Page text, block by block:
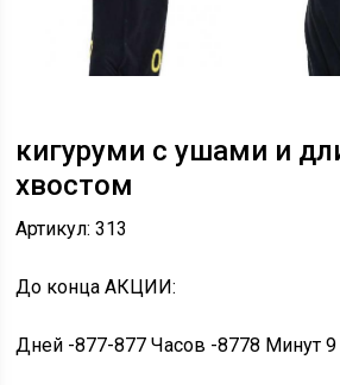
кигуруми с ушами и
хвостом
Артикул: 313
До концаАКЦИИ:
Дней -877-877 Часов -8778 Минут9